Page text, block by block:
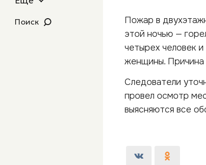
Поиск Пожар в
этой ночью —
четырех человек
женщины. Причина
Следователи
провел осмотр
выясняются все